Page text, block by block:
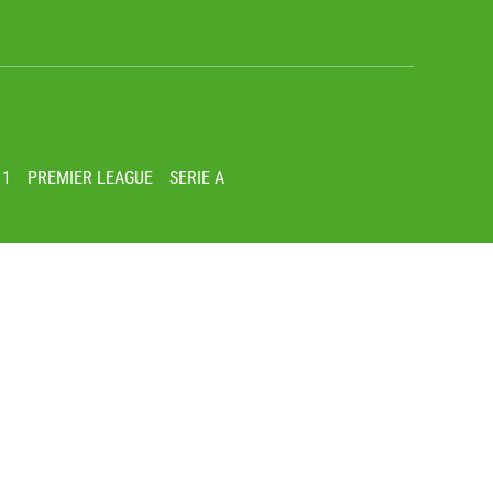
PREMIER LEAGUE SERIE A